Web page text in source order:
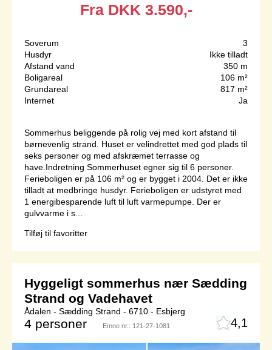
Fra DKK 3.590,-
Soverum
3
Husdyr
Ikke tilladt
Afstand vand
350 m
Boligareal
106 m²
Grundareal
817 m²
Internet
Ja
Sommerhus beliggende på rolig vej med kort afstand til
børnevenlig strand. Huset er velindrettet med god plads til
seks personer og med afskræmet terrasse og
have.Indretning Sommerhuset egner sig til 6 personer.
Ferieboligen er på 106 m² og er bygget i 2004. Det er ikke
tilladt at medbringe husdyr. Ferieboligen er udstyret med
1 energibesparende luft til luft varmepumpe. Der er
gulvvarme i s...
Tilføj til favoritter
Hyggeligt sommerhus nær Sædding
Strand og Vadehavet
Ådalen - Sædding Strand - 6710 - Esbjerg
4 personer Emne nr.: 121-27-1081 4,1